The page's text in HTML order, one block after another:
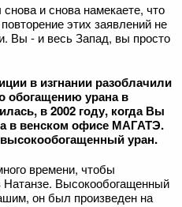
и снова намекаете, что
этих заявлений не
Вы - и весь Запад, вы просто
в изгнании разоблачили
обогащению урана в
в 2002 году, когда Вы
в венском офисе МАГАТЭ.
уран.
времени, чтобы
Натанзе. Высокообогащенный
он был произведен на